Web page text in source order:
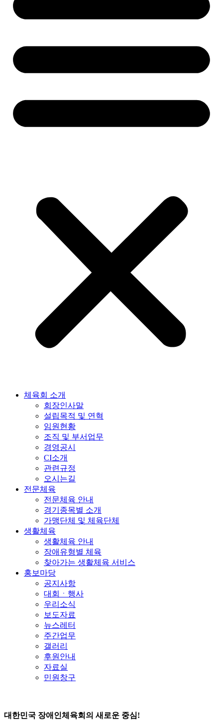
체육회 소개
회장인사말
설립목적 및 연혁
임원현황
조직 및 부서업무
경영공시
CI소개
관련규정
오시는길
전문체육
전문체육 안내
경기종목별 소개
가맹단체 및 체육단체
생활체육
생활체육 안내
장애유형별 체육
찾아가는 생활체육 서비스
홍보마당
공지사항
대회ㆍ행사
우리소식
보도자료
뉴스레터
주간업무
갤러리
후원안내
자료실
민원창구
대한민국 장애인체육회의 새로운 중심!